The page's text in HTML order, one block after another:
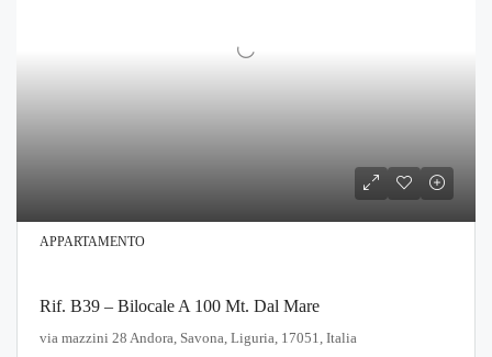
APPARTAMENTO
Rif. B39 – Bilocale A 100 Mt. Dal Mare
via mazzini 28 Andora, Savona, Liguria, 17051, Italia